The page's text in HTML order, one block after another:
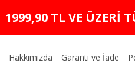
1999,90 TL VE ÜZERİ
Hakkımızda Garanti ve İade